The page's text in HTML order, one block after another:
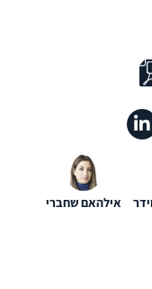
אילהאם שחברי